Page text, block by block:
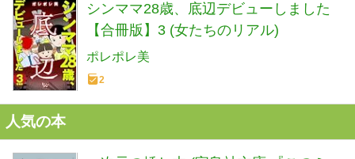
シンママ28歳、底辺デビューしました
【合冊版】3 (女たちのリアル)
ポレポレ美
2
人気の本